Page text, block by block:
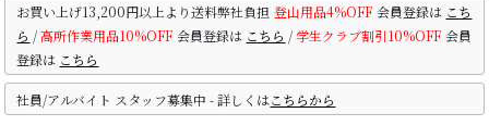
お買い上げ13,200円以上より送料弊社負担 登山用品4%OFF 会員登録は こち
ら /高所作業用品10%OFF 会員登録は こちら /学生クラブ割引10%OFF 会員
登録は こちら
社員/アルバイト スタッフ募集中 - 詳しくはこちらから